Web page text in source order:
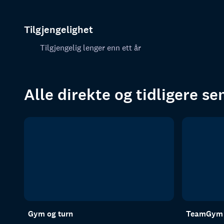
Tilgjengelighet
Tilgjengelig lenger enn ett år
Alle direkte og tidligere
Gym og turn TeamGym